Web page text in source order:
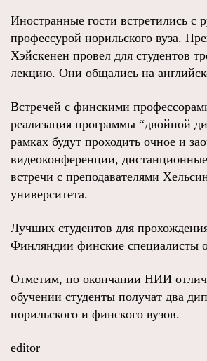
Иностранные гости встретились с
профессурой норильского вуза.
Хэйскенен провел для студентов
лекцию. Они общались на
Встречей с финскими
реализация программы “двойной
рамках будут проходить очное и
видеоконференции,
встречи с преподавателями
университета.
Лучших студентов для
Финляндии финские специалисты
Отметим, по окончании НИИ
обучении студенты получат два
норильского и финского вузов.
editor